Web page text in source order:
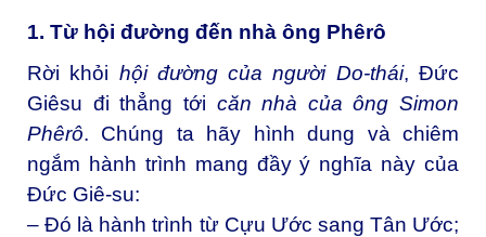
1. Từ hội đường đến nhà ông Phêrô
Rời khỏi hội đường của người Do-thái, Đức
Giêsu đi thẳng tới căn nhà của ông Simon
Phêrô. Chúng ta hãy hình dung và chiêm
ngắm hành trình mang đầy ý nghĩa này của
Đức Giê-su:
– Đó là hành trình từ Cựu Ước sang Tân Ước;